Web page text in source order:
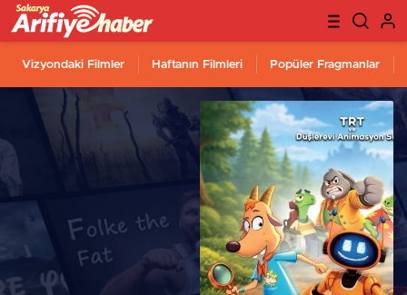
Vizyondaki Filmler Haftanın Filmleri Popüler Fragmanlar